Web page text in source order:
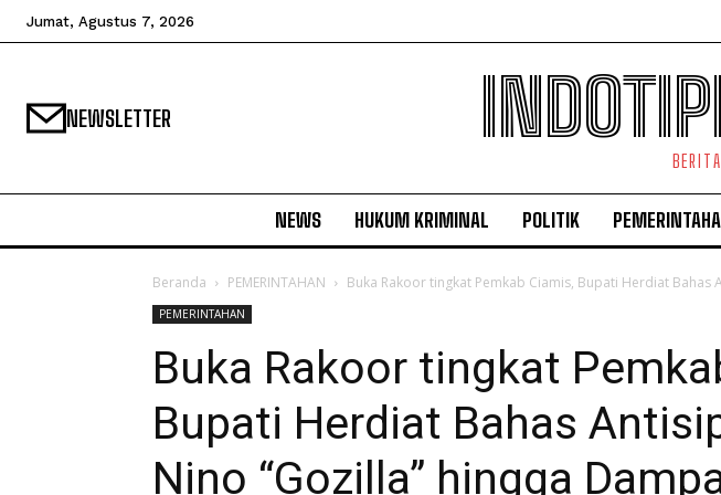
Jumat, Agustus 7, 2026
NEWSLETTER
NEWS HUKUM KRIMINAL POLITIK
Beranda PEMERINTAHAN Buka Rakoor tingkat Pemkab Ciamis, Bupati Herdiat Bahas
PEMERINTAHAN
Buka Rakoor tingkat
Bupati Herdiat Bahas
Nino “Gozilla” hingga